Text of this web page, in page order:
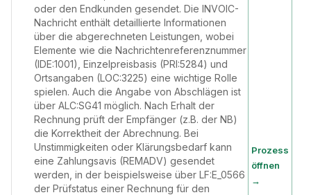
oder den Endkunden gesendet. Die INVOIC-
Nachricht enthält detaillierte Informationen
über die abgerechneten Leistungen, wobei
Elemente wie die Nachrichtenreferenznummer
(IDE:1001), Einzelpreisbasis (PRI:5284) und
Ortsangaben (LOC:3225) eine wichtige Rolle
spielen. Auch die Angabe von Abschlägen ist
über ALC:SG41 möglich. Nach Erhalt der
Rechnung prüft der Empfänger (z.B. der NB)
die Korrektheit der Abrechnung. Bei
Unstimmigkeiten oder Klärungsbedarf kann
eine Zahlungsavis (REMADV) gesendet
werden, in der beispielsweise über LF:E_0566
der Prüfstatus einer Rechnung für den
Prozess
öffnen
→